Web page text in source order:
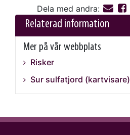
Dela med andra:
Relaterad information
Mer på vår webbplats
Risker
Sur sulfatjord (kartvisare)